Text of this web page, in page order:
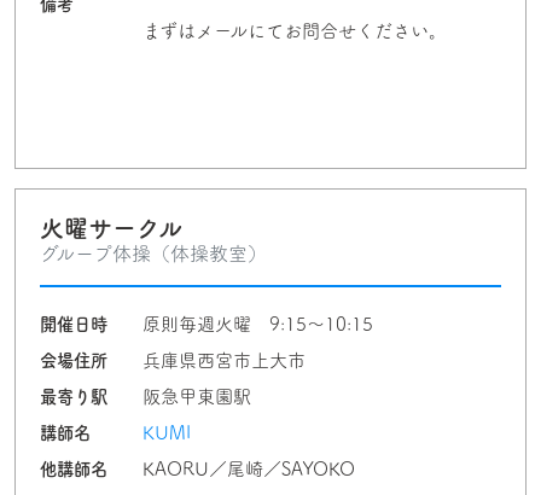
備考
まずはメールにてお問合せください。
火曜サークル
グループ体操（体操教室）
開催日時
原則毎週火曜 9:15～10:15
会場住所
兵庫県西宮市上大市
最寄り駅
阪急甲東園駅
講師名
KUMI
他講師名
KAORU／尾崎／SAYOKO